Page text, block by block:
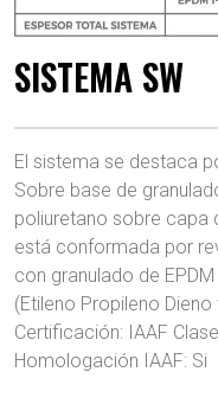
SISTEMA SW
El sistema se destaca
Sobre base de
poliuretano sobre capa
está conformada por
con granulado de EPDM
(Etileno Propileno
Certificación: IAAF Clase
Homologación IAAF: Si